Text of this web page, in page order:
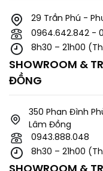
nghiệm hoàn
Giặt giẻ lau
Phát hiện bụi
29 Trần Phú -
0964.642.842 -
8h30 – 21h00
SHOWROOM &
ĐỒNG
350 Phan Đình
Lâm Đồng
0943.888.048
8h30 – 21h00